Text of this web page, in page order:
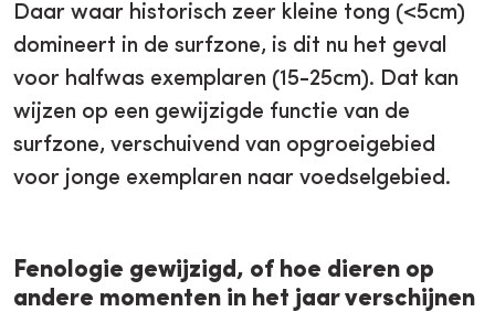
Daar waar historisch zeer kleine tong (<5cm)
domineert in de surfzone, is dit nu het geval
voor halfwas exemplaren (15-25cm). Dat kan
wijzen op een gewijzigde functie van de
surfzone, verschuivend van opgroeigebied
voor jonge exemplaren naar voedselgebied.
Fenologie gewijzigd, of hoe dieren op
andere momenten in het jaar verschijnen